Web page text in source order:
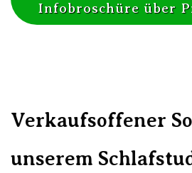
Infobroschüre über
Verkaufsoffener
unserem